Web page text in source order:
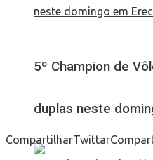
5º Champion de
duplas neste
CompartilharTwittar